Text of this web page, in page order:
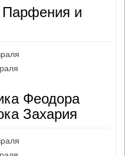
и
Феодора
Захария